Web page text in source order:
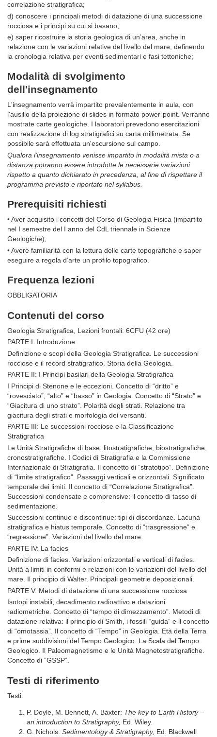
correlazione stratigrafica;
d) conoscere i principali metodi di datazione di una successione
rocciosa e i principi su cui si basano;
e) saper ricostruire la storia geologica di un’area, anche in
relazione con le variazioni relative del livello del mare, definendo
la cronologia relativa per eventi sedimentari e fasi tettoniche;
Modalità di svolgimento
dell'insegnamento
L'insegnamento verrà impartito prevalentemente in aula, con
l'ausilio della proiezione di slides in formato power-point. Verranno
mostrate carte geologiche. I laboratori prevedono esercitazioni
con realizzazione di log stratigrafici su carta millimetrata. Se
possibile sarà effettuata un'escursione sul campo.
Qualora l'insegnamento venisse impartito in modalità mista o a
distanza potranno essere introdotte le necessarie variazioni
rispetto a quanto dichiarato in precedenza, al fine di rispettare il
programma previsto e riportato nel syllabus.
Prerequisiti richiesti
• Aver acquisito i concetti del Corso di Geologia Fisica (impartito
nel I semestre del I anno del CdL triennale in Scienze
Geologiche);
• Avere familiarità con la lettura delle carte topografiche e saper
eseguire a regola d’arte un profilo topografico.
Frequenza lezioni
OBBLIGATORIA
Contenuti del corso
Geologia Stratigrafica, Lezioni frontali: 6CFU (42 ore)
PARTE I: Introduzione
Definizione e scopi della Geologia Stratigrafica. Le successioni
rocciose e il record stratigrafico. Storia della Geologia.
PARTE II: I Principi basilari della Geologia Stratigrafica
I Principi di Stenone e le eccezioni. Concetto di “dritto” e
“rovesciato”, “alto” e “basso” in Geologia. Concetto di “Strato” e
“Giacitura di uno strato”. Polarità degli strati. Relazione tra
giacitura degli strati e morfologia dei versanti.
PARTE III: Le successioni rocciose e la Classificazione
Stratigrafica
Le Unità Stratigrafiche di base: litostratigrafiche, biostratigrafiche,
cronostratigrafiche. I Codici di Stratigrafia e la Commissione
Internazionale di Stratigrafia. Il concetto di “stratotipo”. Definizione
di “limite stratigrafico”. Passaggi verticali e orizzontali. Significato
temporale dei limiti. Il concetto di “Correlazione Stratigrafica”.
Successioni condensate e comprensive: il concetto di tasso di
sedimentazione.
Successioni continue e discontinue: tipi di discordanze. Lacuna
stratigrafica e hiatus temporale. Concetto di “trasgressione” e
“regressione”. Variazioni del livello del mare.
PARTE IV: La facies
Definizione di facies. Variazioni orizzontali e verticali di facies.
Unità a limiti in conformi e relazioni con le variazioni del livello del
mare. Il principio di Walter. Principali geometrie deposizionali.
PARTE V: Metodi di datazione di una successione rocciosa
Isotopi instabili, decadimento radioattivo e datazioni
radiometriche. Concetto di “tempo di dimezzamento”. Metodi di
datazione relativa: il principio di Smith, i fossili “guida” e il concetto
di “omotassia”. Il concetto di “Tempo” in Geologia. Età della Terra
e prime suddivisioni del Tempo Geologico. La Scala del Tempo
Geologico. Il Paleomagnetismo e le Unità Magnetostratigrafiche.
Concetto di “GSSP”.
Testi di riferimento
Testi:
P. Doyle, M. Bennett, A. Baxter: The key to Earth History –
an introduction to Stratigraphy, Ed. Wiley.
G. Nichols: Sedimentology & Stratigraphy, Ed. Blackwell